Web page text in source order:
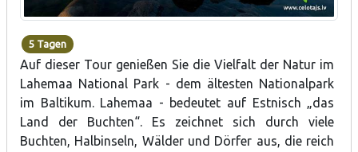
5 Tagen
Auf dieser Tour genießen Sie die Vielfalt der Natur im
Lahemaa National Park - dem ältesten Nationalpark
im Baltikum. Lahemaa - bedeutet auf Estnisch „das
Land der Buchten“. Es zeichnet sich durch viele
Buchten, Halbinseln, Wälder und Dörfer aus, die reich